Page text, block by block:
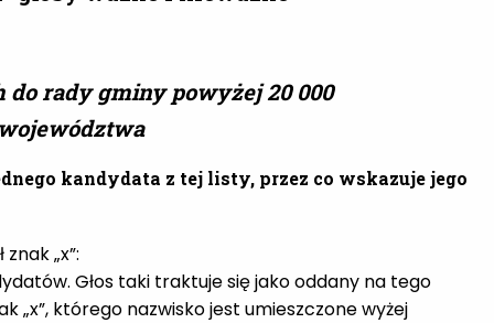
rady gminy powyżej 20 000
kandydata z tej listy, przez co wskazuje jego
„x”:
Głos taki traktuje się jako oddany na tego
którego nazwisko jest umieszczone wyżej